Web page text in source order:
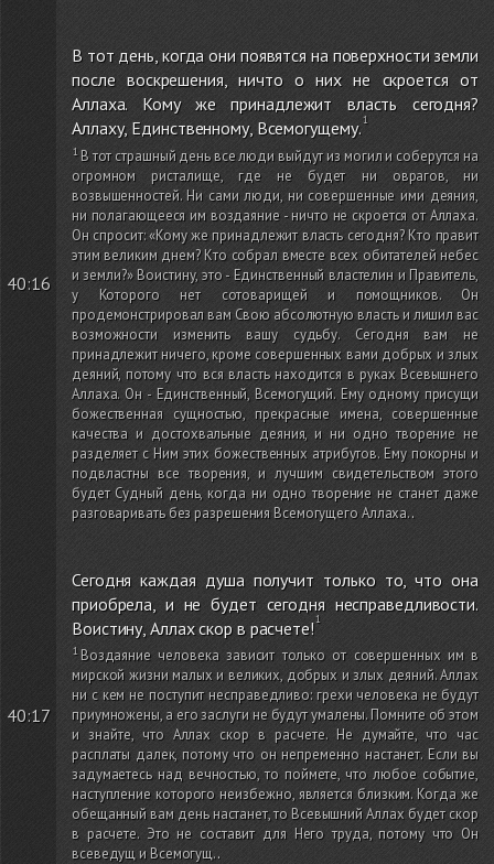
40:16
В тот день, когда они появятся на поверхности земли
после воскрешения, ничто о них не скроется от
Аллаха. Кому же принадлежит власть сегодня?
Аллаху, Единственному, Всемогущему.
В тот страшный день все люди выйдут из могил и соберутся на
огромном ристалище, где не будет ни оврагов, ни
возвышенностей. Ни сами люди, ни совершенные ими деяния,
ни полагающееся им воздаяние - ничто не скроется от Аллаха.
Он спросит: «Кому же принадлежит власть сегодня? Кто правит
этим великим днем? Кто собрал вместе всех обитателей небес
и земли?» Воистину, это - Единственный властелин и Правитель,
у Которого нет сотоварищей и помощников. Он
продемонстрировал вам Свою абсолютную власть и лишил вас
возможности изменить вашу судьбу. Сегодня вам не
принадлежит ничего, кроме совершенных вами добрых и злых
деяний, потому что вся власть находится в руках Всевышнего
Аллаха. Он - Единственный, Всемогущий. Ему одному присущи
божественная сущностью, прекрасные имена, совершенные
качества и достохвальные деяния, и ни одно творение не
разделяет с Ним этих божественных атрибутов. Ему покорны и
подвластны все творения, и лучшим свидетельством этого
будет Судный день, когда ни одно творение не станет даже
разговаривать без разрешения Всемогущего Аллаха..
40:17
Сегодня каждая душа получит только то, что она
приобрела, и не будет сегодня несправедливости.
Воистину, Аллах скор в расчете!
Воздаяние человека зависит только от совершенных им в
мирской жизни малых и великих, добрых и злых деяний. Аллах
ни с кем не поступит несправедливо: грехи человека не будут
приумножены, а его заслуги не будут умалены. Помните об этом
и знайте, что Аллах скор в расчете. Не думайте, что час
расплаты далек, потому что он непременно настанет. Если вы
задумаетесь над вечностью, то поймете, что любое событие,
наступление которого неизбежно, является близким. Когда же
обещанный вам день настанет, то Всевышний Аллах будет скор
в расчете. Это не составит для Него труда, потому что Он
всеведущ и Всемогущ..